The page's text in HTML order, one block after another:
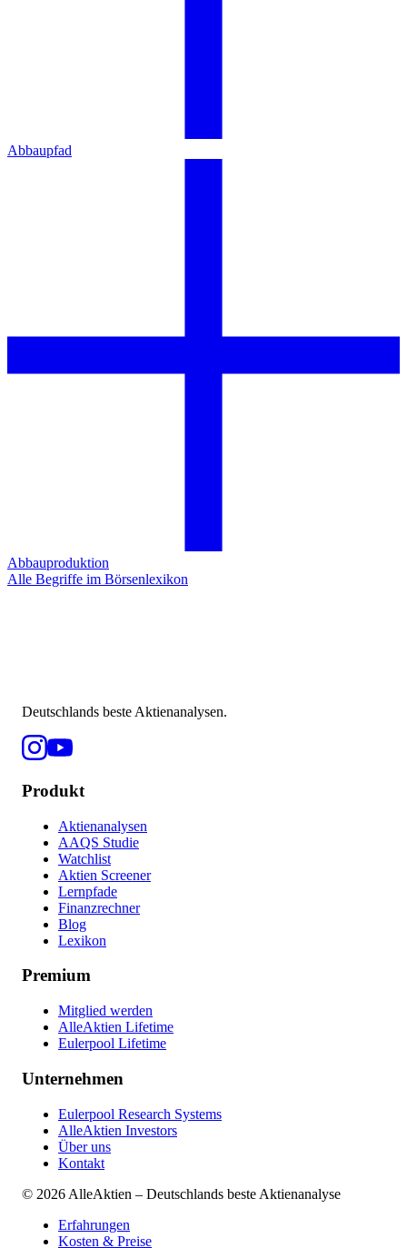
Abbaupfad
Abbauproduktion
Alle Begriffe im Börsenlexikon
Deutschlands beste Aktienanalysen.
Produkt
Aktienanalysen
AAQS Studie
Watchlist
Aktien Screener
Lernpfade
Finanzrechner
Blog
Lexikon
Premium
Mitglied werden
AlleAktien Lifetime
Eulerpool Lifetime
Unternehmen
Eulerpool Research Systems
AlleAktien Investors
Über uns
Kontakt
© 2026 AlleAktien – Deutschlands beste Aktienanalyse
Erfahrungen
Kosten & Preise